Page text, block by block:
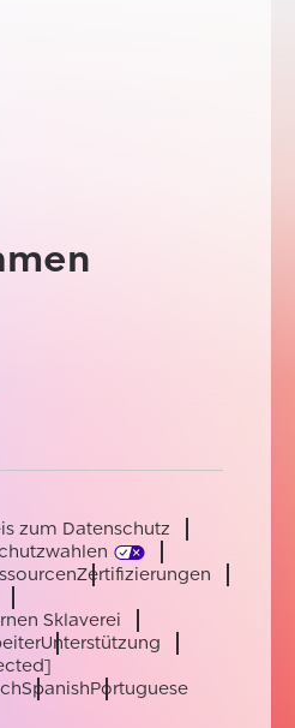
zum Datenschutz
Zertifizierungen
Sklaverei
Unterstützung
SpanishPortuguese